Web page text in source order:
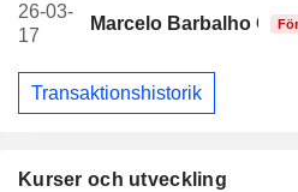
Kurser och utveckling
26-03-
17
Marcelo Barbalho
Transaktionshistorik